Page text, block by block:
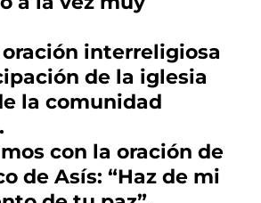
interreligiosa
de la iglesia
la comunidad
con la oración de
de Asís: “Haz de mi